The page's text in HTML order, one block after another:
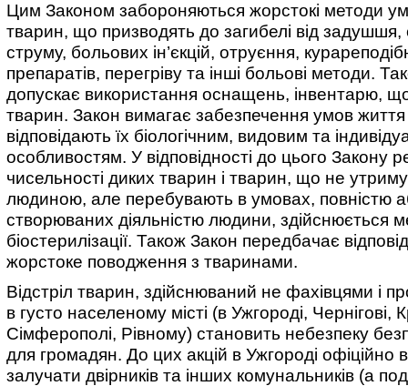
Цим Законом забороняються жорстокі методи
тварин, що призводять до загибелі від задушшя,
струму, больових ін’єкцій, отруєння,
препаратів, перегріву та інші больові методи.
допускає використання оснащень, інвентарю,
тварин. Закон вимагає забезпечення умов життя
відповідають їх біологічним, видовим та
особливостям. У відповідності до цього Закону
чисельності диких тварин і тварин, що не
людиною, але перебувають в умовах, повністю
створюваних діяльністю людини, здійснюється
біостерилізації. Також Закон передбачає
жорстоке поводження з тваринами.
Відстріл тварин, здійснюваний не фахівцями і
в густо населеному місті (в Ужгороді, Чернігові,
Сімферополі, Рівному) становить небезпеку
для громадян. До цих акцій в Ужгороді офіційно
залучати двірників та інших комунальників (а